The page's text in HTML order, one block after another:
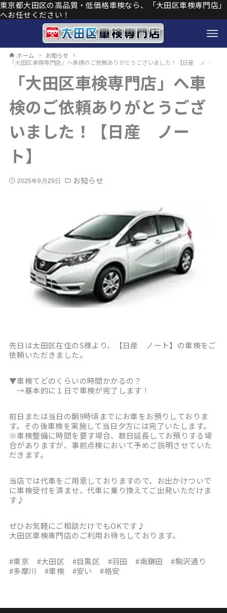
東京都大田区の高品質・低価格車検なら、「大田区車検専門店」
へお任せください！
ホーム
お知らせ
「大田区車検専門店」へ車検のご依頼ありがとうございました！【日産 ノート】
「大田区車検専門店」へ車
検のご依頼ありがとうござ
いました！【日産 ノー
ト】
2025年9月29日 お知らせ
先日は太田区在住のS様より、【日産 ノート】の車検をご
依頼いただきました。
▼車検てどのくらいの時間かかるの？
→基本的に１日で車検が完了します！
前日または当日の朝9時頃までにお車をお預りしておりま
す。その後車検を実施して当日夕方には完了いたします。
※車検整備に時間を要す場合、数日延長してお預りする場
合がありますが、事前点検において予めご説明させていた
だきます。
当店では代車をご用意しておりますので、お出かけついで
に車検受付を済ませ、代車に乗り換えてご出発いただけま
す♪
ぜひお気軽にご相談だけでもOKです♪
大田区車検専門店のご利用お待ちしております。
#東京 #大田区 #目黒区 #羽田 #南鎌田 #駒沢通り
#多摩川 #車検 #安い #格安